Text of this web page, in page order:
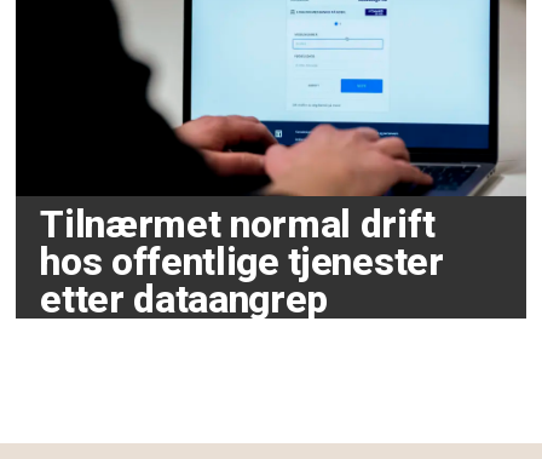
Tilnærmet normal drift
hos offentlige tjenester
etter dataangrep